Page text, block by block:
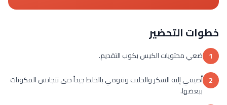
خطوات التحضير
1 ضعي محتويات الكيس بكوب التقديم.
2 أضيفي إليه السكر والحليب وقومي بالخلط جيداً حتى تتجانس المكونات
ببعضها.